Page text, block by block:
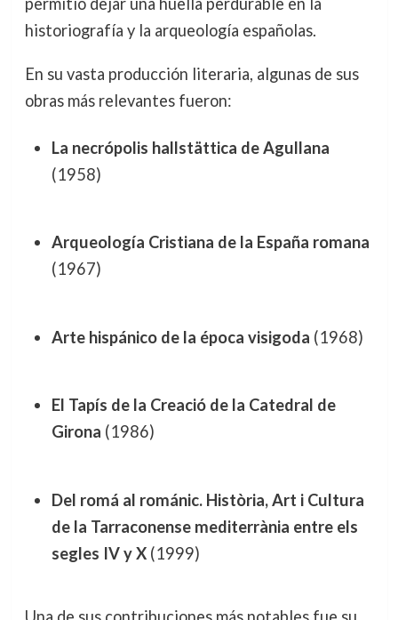
permitió dejar una huella perdurable en la
historiografía y la arqueología españolas.
En su vasta producción literaria, algunas de sus
obras más relevantes fueron:
La necrópolis hallstättica de Agullana
(1958)
Arqueología Cristiana de la España romana
(1967)
Arte hispánico de la época visigoda (1968)
El Tapís de la Creació de la Catedral de
Girona (1986)
Del romá al románic. Història, Art i Cultura
de la Tarraconense mediterrània entre els
segles IV y X(1999)